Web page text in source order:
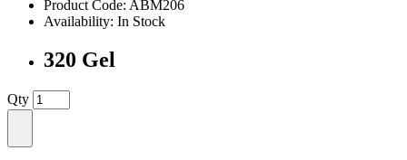
Product Code: ABM206
Availability: In Stock
320 Gel
Qty